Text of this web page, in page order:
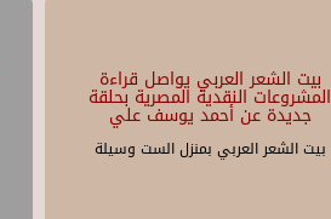
بيت الشعر العربي يواصل قراءة
المشروعات النقدية المصرية بحلقة
جديدة عن أحمد يوسف علي
بيت الشعر العربي بمنزل الست وسيلة